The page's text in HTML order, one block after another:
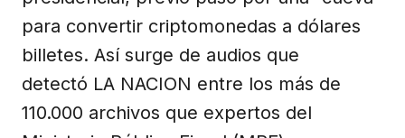
para convertir criptomonedas a dólares
billetes. Así surge de audios que
detectó LA NACION entre los más de
110.000 archivos que expertos del